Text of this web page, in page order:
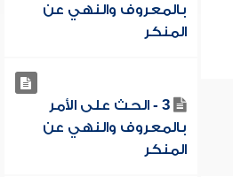
بالمعروف والنهي عن
المنكر
3 - الحث على الأمر
بالمعروف والنهي عن
المنكر